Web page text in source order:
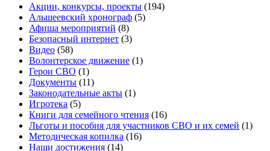
Акции, конкурсы, проекты (194)
Альшеевский хронограф (5)
Афиша мероприятий (8)
Безопасный интернет (3)
Видео (58)
Волонтерское движение (1)
Герои СВО (1)
Документы (11)
Законодательные акты (1)
Игротека (5)
Книги для семейного чтения (16)
Льготы и пособия для участников СВО и их семей (1)
Методическая копилка (16)
Наши достижения (14)